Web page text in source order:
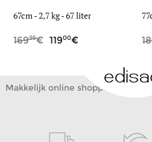
67cm -2,7 kg-67 liter
16995 11900
Makkelijk online shoppen